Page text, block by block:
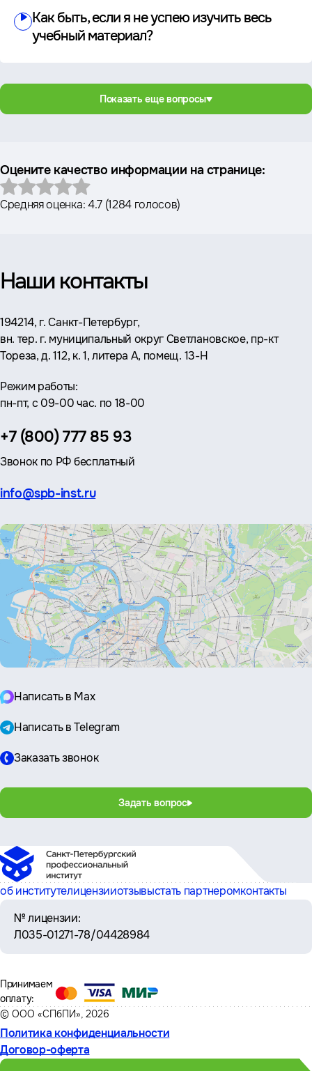
Как быть, если я не успею изучить весь
учебный материал?
Показать еще вопросы
Оцените качество информации на странице:
Средняя оценка:4.7(1284 голосов)
Наши контакты
Адрес:
194214, г. Санкт-Петербург,
вн. тер. г. муниципальный округ Светлановское, пр-кт
Тореза, д. 112, к. 1, литера А, помещ. 13-Н
Режим работы:
пн-пт, с 09-00 час. по 18-00
Телефон:
+7 (800) 777 85 93
Звонок по РФ бесплатный
Эл.
info@spb-inst.ru
Написать в Max
Написать в Telegram
Заказать звонок
Задать вопрос
об институтелицензииотзывыстать партнеромконтакты
№ лицензии:
Л035-01271-78/04428984
© ООО «СПбПИ», 2026
Политика конфиденциальности
Договор-оферта
Принимаем
оплату: